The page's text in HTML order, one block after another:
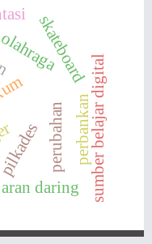
skateboard
daring sumber belajar digital
perubahan perbankan